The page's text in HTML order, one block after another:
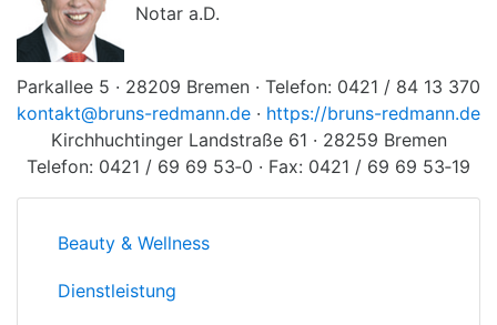
Notar a.D.
Parkallee 5 · 28209 Bremen · Telefon: 0421 / 84 13 370
kontakt@bruns-redmann.de · https://bruns-redmann.de
Kirchhuchtinger Landstraße 61 · 28259 Bremen
Telefon: 0421 / 69 69 53‐0 · Fax: 0421 / 69 69 53‐19
Beauty & Wellness
Dienstleistung